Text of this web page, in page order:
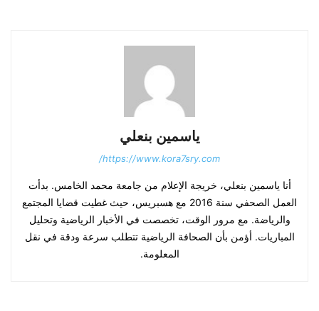
ياسمين بنعلي
https://www.kora7sry.com/
أنا ياسمين بنعلي، خريجة الإعلام من جامعة محمد الخامس. بدأت
العمل الصحفي سنة 2016 مع هسبريس، حيث غطيت قضايا المجتمع
والرياضة. مع مرور الوقت، تخصصت في الأخبار الرياضية وتحليل
المباريات. أؤمن بأن الصحافة الرياضية تتطلب سرعة ودقة في نقل
المعلومة.